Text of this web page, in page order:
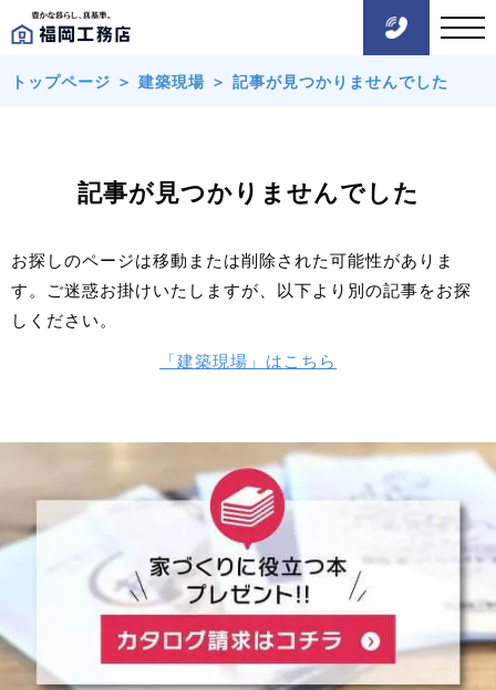
トップページ ＞ 建築現場 ＞ 記事が見つかりませんでした
記事が見つかりませんでした
お探しのページは移動または削除された可能性がありま
す。ご迷惑お掛けいたしますが、以下より別の記事をお探
しください。
「建築現場」はこちら